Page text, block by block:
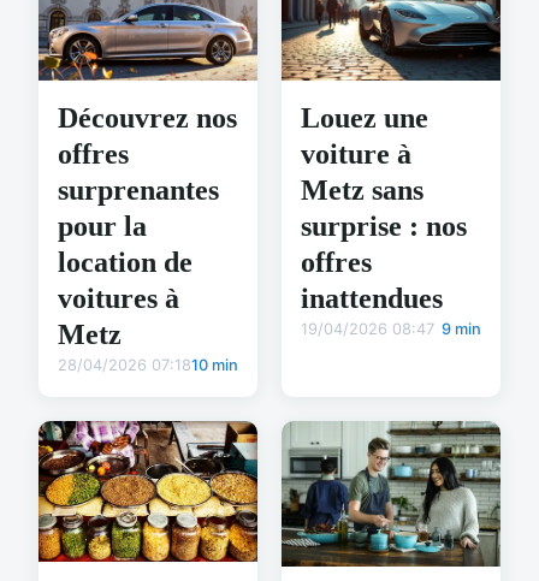
Découvrez nos
offres
surprenantes
pour la
location de
voitures à
Metz
28/04/2026 07:1810 min
Louez une
voiture à
Metz sans
surprise : nos
offres
inattendues
19/04/2026 08:47 9 min